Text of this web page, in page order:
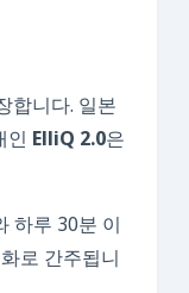
합니다. 일본
인 ElliQ 2.0은
하루 30분 이
로 간주됩니